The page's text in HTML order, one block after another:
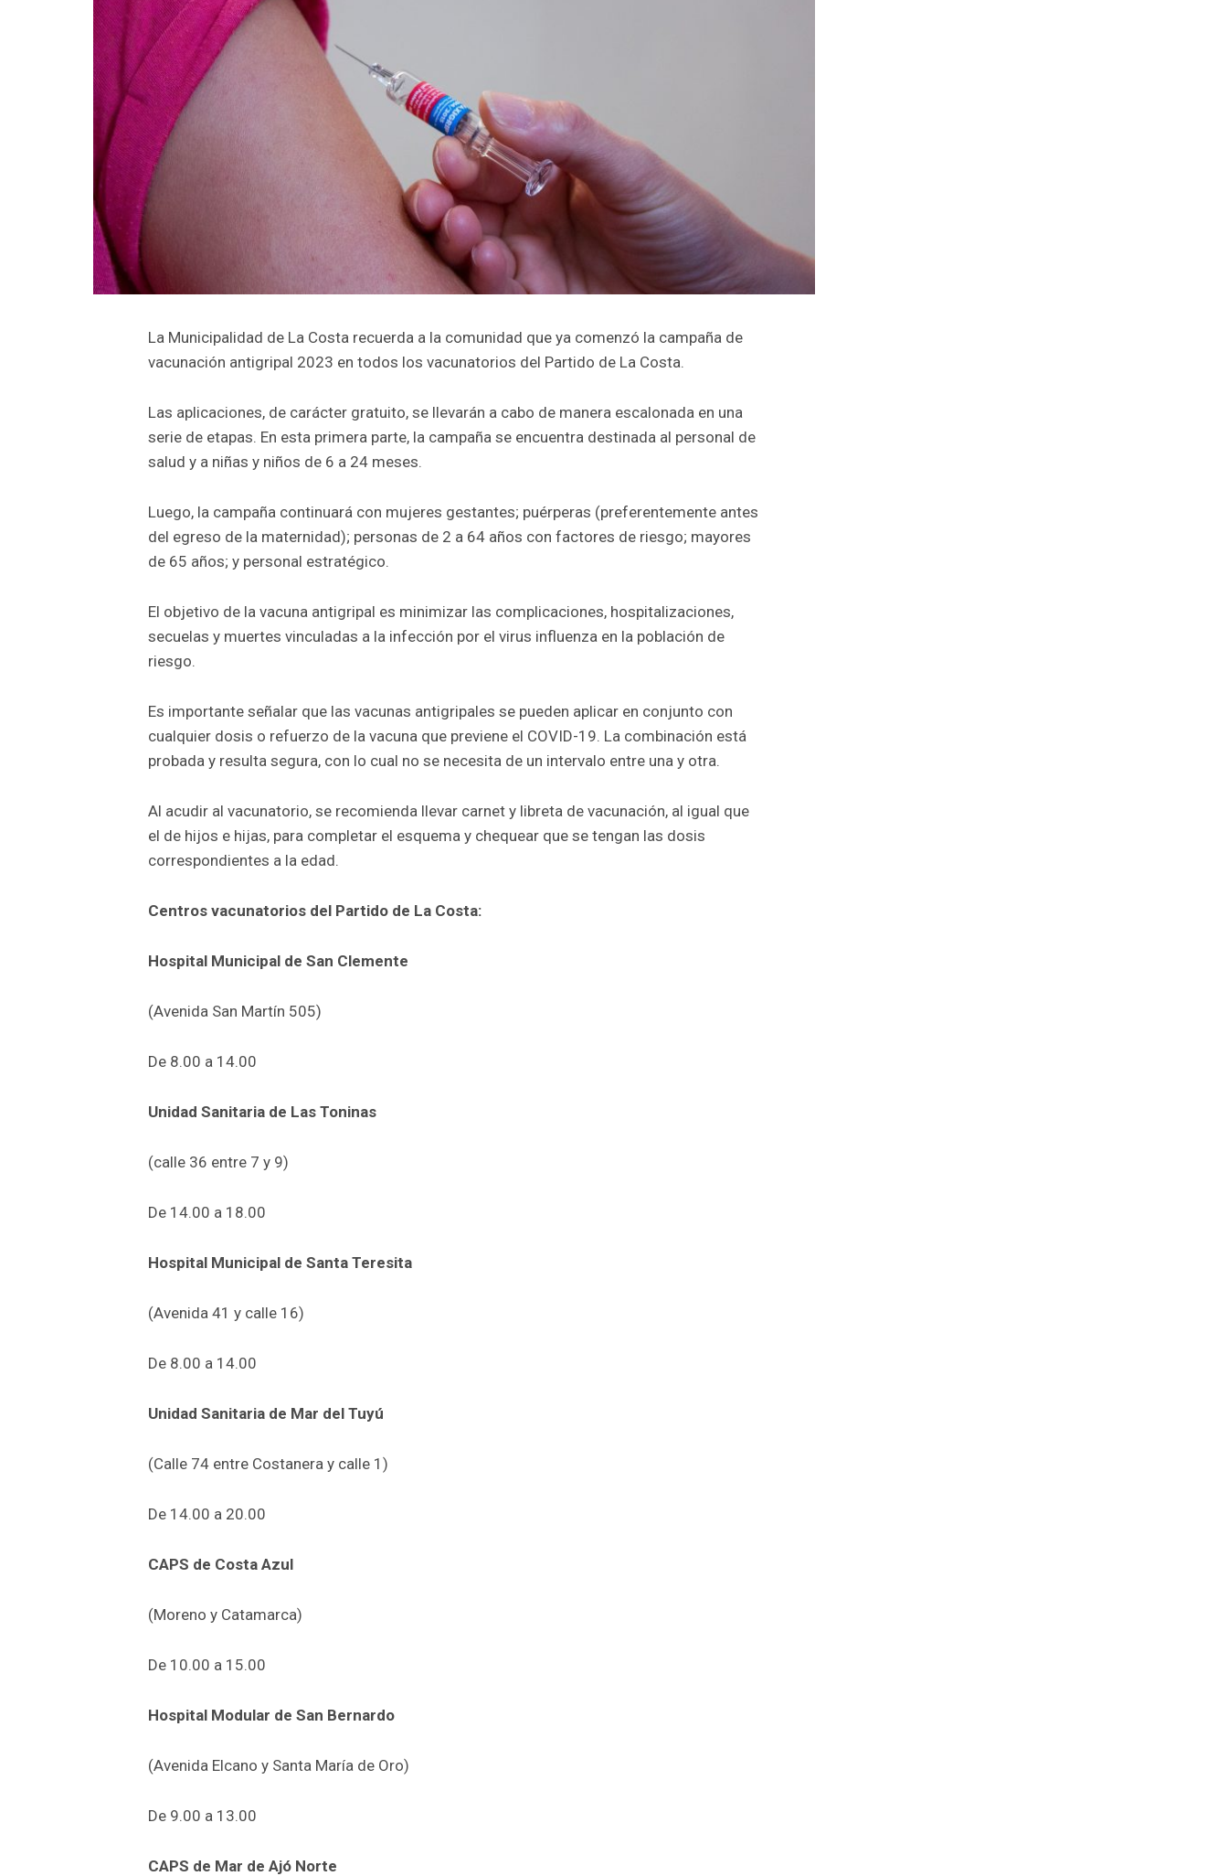
La Municipalidad de La Costa recuerda a la comunidad que ya comenzó la campaña de
vacunación antigripal 2023 en todos los vacunatorios del Partido de La Costa.
Las aplicaciones, de carácter gratuito, se llevarán a cabo de manera escalonada en una
serie de etapas. En esta primera parte, la campaña se encuentra destinada al personal de
salud y a niñas y niños de 6 a 24 meses.
Luego, la campaña continuará con mujeres gestantes; puérperas (preferentemente antes
del egreso de la maternidad); personas de 2 a 64 años con factores de riesgo; mayores
de 65 años; y personal estratégico.
El objetivo de la vacuna antigripal es minimizar las complicaciones, hospitalizaciones,
secuelas y muertes vinculadas a la infección por el virus influenza en la población de
riesgo.
Es importante señalar que las vacunas antigripales se pueden aplicar en conjunto con
cualquier dosis o refuerzo de la vacuna que previene el COVID-19. La combinación está
probada y resulta segura, con lo cual no se necesita de un intervalo entre una y otra.
Al acudir al vacunatorio, se recomienda llevar carnet y libreta de vacunación, al igual que
el de hijos e hijas, para completar el esquema y chequear que se tengan las dosis
correspondientes a la edad.
Centros vacunatorios del Partido de La Costa:
Hospital Municipal de San Clemente
(Avenida San Martín 505)
De 8.00 a 14.00
Unidad Sanitaria de Las Toninas
(calle 36 entre 7 y 9)
De 14.00 a 18.00
Hospital Municipal de Santa Teresita
(Avenida 41 y calle 16)
De 8.00 a 14.00
Unidad Sanitaria de Mar del Tuyú
(Calle 74 entre Costanera y calle 1)
De 14.00 a 20.00
CAPS de Costa Azul
(Moreno y Catamarca)
De 10.00 a 15.00
Hospital Modular de San Bernardo
(Avenida Elcano y Santa María de Oro)
De 9.00 a 13.00
CAPS de Mar de Ajó Norte